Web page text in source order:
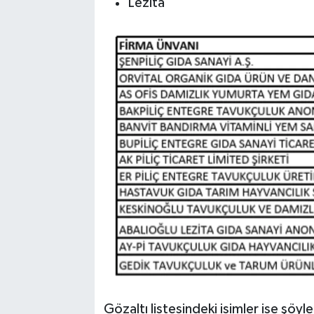
Lezita
Gözaltı listesindeki isimler ise